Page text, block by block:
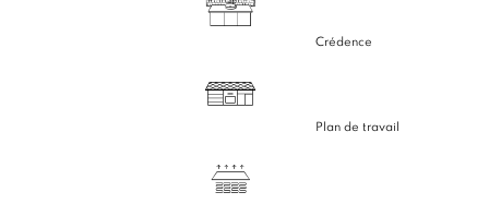
Crédence
Plan de travail